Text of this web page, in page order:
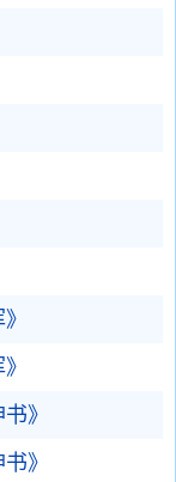
》
》